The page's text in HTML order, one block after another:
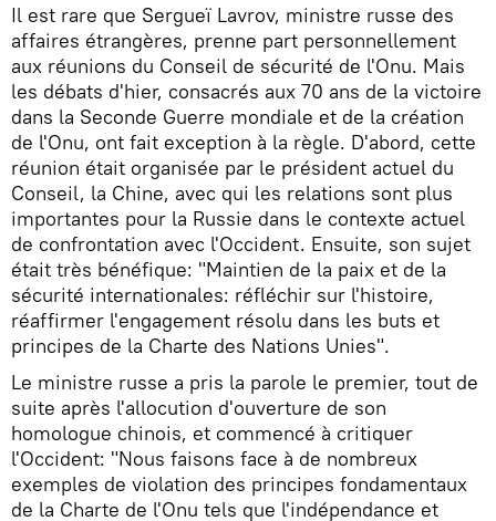
Il est rare que Sergueï Lavrov, ministre russe des
affaires étrangères, prenne part personnellement
aux réunions du Conseil de sécurité de l'Onu. Mais
les débats d'hier, consacrés aux 70 ans de la victoire
dans la Seconde Guerre mondiale et de la création
de l'Onu, ont fait exception à la règle. D'abord, cette
réunion était organisée par le président actuel du
Conseil, la Chine, avec qui les relations sont plus
importantes pour la Russie dans le contexte actuel
de confrontation avec l'Occident. Ensuite, son sujet
était très bénéfique: "Maintien de la paix et de la
sécurité internationales: réfléchir sur l'histoire,
réaffirmer l'engagement résolu dans les buts et
principes de la Charte des Nations Unies".
Le ministre russe a pris la parole le premier, tout de
suite après l'allocution d'ouverture de son
homologue chinois, et commencé à critiquer
l'Occident: "Nous faisons face à de nombreux
exemples de violation des principes fondamentaux
de la Charte de l'Onu tels que l'indépendance et